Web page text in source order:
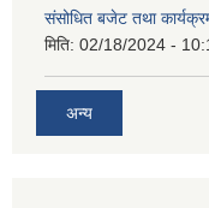
संसोधित बजेट तथा
मिति: 02/18/2024 -
अन्य